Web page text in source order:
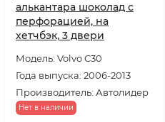
алькантара шоколад с
перфорацией, на
хетчбэк, 3 двери
Модель: Volvo C30
Года выпуска: 2006-2013
Производитель: Автолидер
Нет в наличии